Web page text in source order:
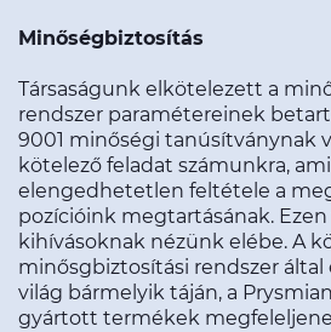
Minőségbiztosítás
Társaságunk elkötelezett a
rendszer paramétereinek
9001 minőségi tanúsítványnak
kötelező feladat számunkra,
elengedhetetlen feltétele a
pozícióink megtartásának.
kihívásoknak nézünk elébe. A
minősgbiztosítási rendszer
világ bármelyik táján, a
gyártott termékek